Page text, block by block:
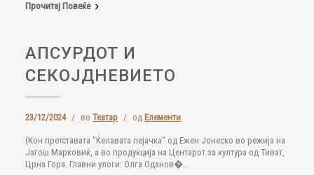
Прочитај Повеќе
АПСУРДОТ И
СЕКОЈДНЕВИЕТО
23/12/2024 / во Театар / од Елементи
(Кон претставата "Ќелавата пејачка" од Ежен Јонеско во режија на
Јагош Марковиќ, а во продукција на Центарот за култура од Тиват,
Црна Гора. Главни улоги: Олга Оданов�...